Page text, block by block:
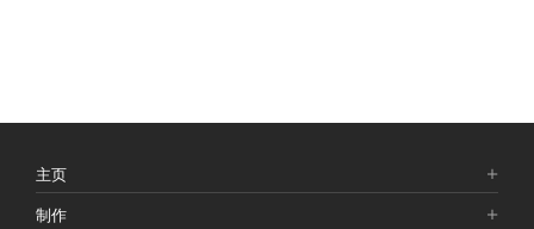
主页
制作